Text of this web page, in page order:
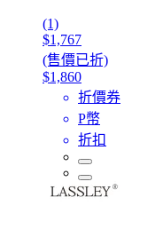
(1)
$1,767
(售價已折)
$1,860
折價券
P幣
折扣